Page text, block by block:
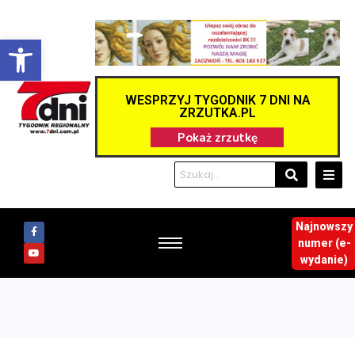
Otwórz pasek narzędzi
WESPRZYJ TYGODNIK 7 DNI NA
ZRZUTKA.PL
Najnowszy
numer (e-
wydanie)